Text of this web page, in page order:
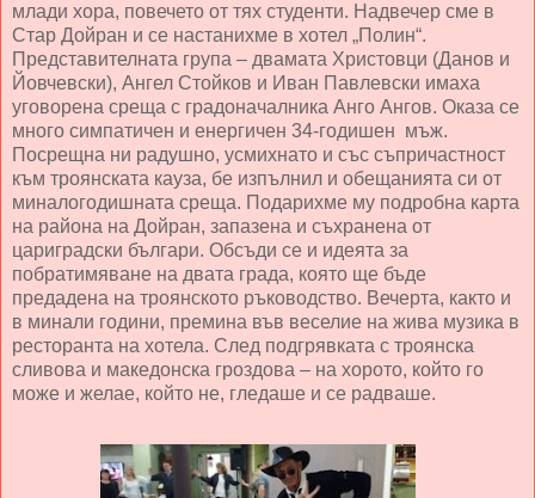
млади хора, повечето от тях студенти. Надвечер сме в
Стар Дойран и се настанихме в хотел „Полин“.
Представителната група – двамата Христовци (Данов и
Йовчевски), Ангел Стойков и Иван Павлевски имаха
уговорена среща с градоначалника Анго Ангов. Оказа се
много симпатичен и енергичен 34-годишен мъж.
Посрещна ни радушно, усмихнато и със съпричастност
към троянската кауза, бе изпълнил и обещанията си от
миналогодишната среща. Подарихме му подробна карта
на района на Дойран, запазена и съхранена от
цариградски българи. Обсъди се и идеята за
побратимяване на двата града, която ще бъде
предадена на троянското ръководство. Вечерта, както и
в минали години, премина във веселие на жива музика в
ресторанта на хотела. След подгрявката с троянска
сливова и македонска гроздова – на хорото, който го
може и желае, който не, гледаше и се радваше.